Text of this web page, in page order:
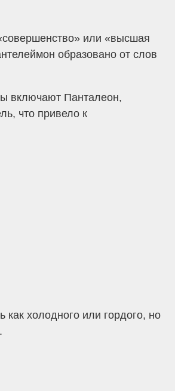
или «высшая
образовано от слов
включают Панталеон,
что привело к
холодного или гордого, но